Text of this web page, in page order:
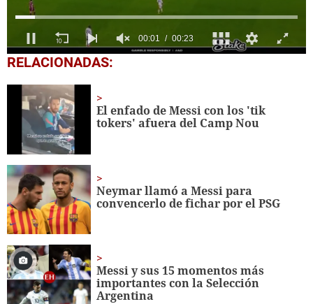
0
seconds
seconds
RELACIONADAS:
El enfado de Messi con los 'tik
tokers' afuera del Camp Nou
Neymar llamó a Messi para
convencerlo de fichar por el PSG
Messi y sus 15 momentos más
importantes con la Selección
Argentina